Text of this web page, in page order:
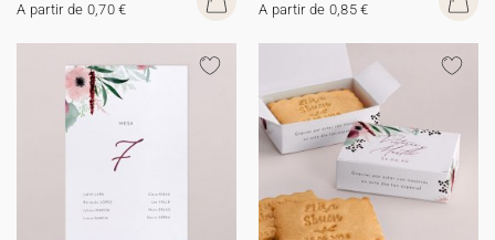
A partir de 0,70 €
A partir de 0,85 €